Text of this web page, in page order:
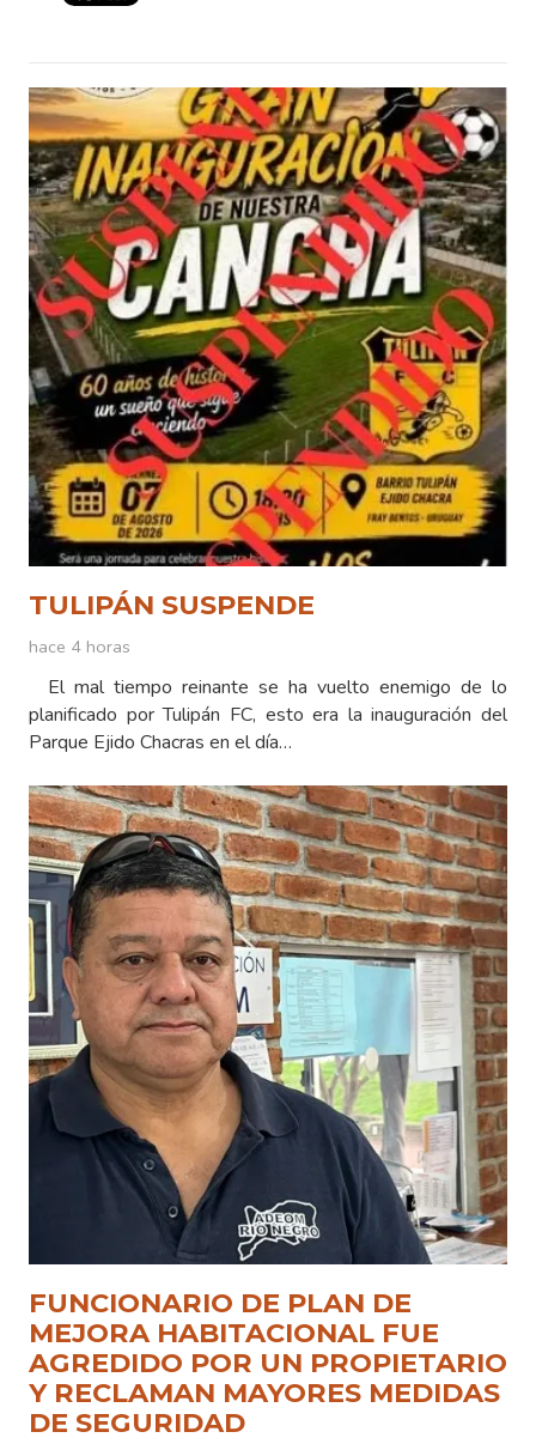
TULIPÁN SUSPENDE
hace 4 horas
El mal tiempo reinante se ha vuelto enemigo de lo
planificado por Tulipán FC, esto era la inauguración del
Parque Ejido Chacras en el día…
FUNCIONARIO DE PLAN DE
MEJORA HABITACIONAL FUE
AGREDIDO POR UN PROPIETARIO
Y RECLAMAN MAYORES MEDIDAS
DE SEGURIDAD